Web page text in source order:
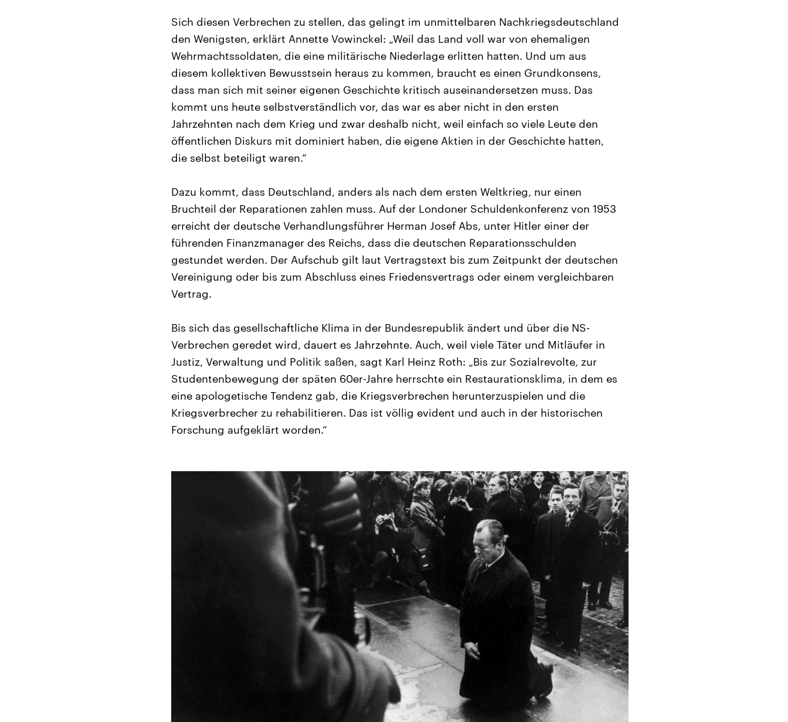
Sich diesen Verbrechen zu stellen, das gelingt im unmittelbaren Nachkriegsdeutschland
den Wenigsten, erklärt Annette Vowinckel: „Weil das Land voll war von ehemaligen
Wehrmachtssoldaten, die eine militärische Niederlage erlitten hatten. Und um aus
diesem kollektiven Bewusstsein heraus zu kommen, braucht es einen Grundkonsens,
dass man sich mit seiner eigenen Geschichte kritisch auseinandersetzen muss. Das
kommt uns heute selbstverständlich vor, das war es aber nicht in den ersten
Jahrzehnten nach dem Krieg und zwar deshalb nicht, weil einfach so viele Leute den
öffentlichen Diskurs mit dominiert haben, die eigene Aktien in der Geschichte hatten,
die selbst beteiligt waren.“
Dazu kommt, dass Deutschland, anders als nach dem ersten Weltkrieg, nur einen
Bruchteil der Reparationen zahlen muss. Auf der Londoner Schuldenkonferenz von 1953
erreicht der deutsche Verhandlungsführer Herman Josef Abs, unter Hitler einer der
führenden Finanzmanager des Reichs, dass die deutschen Reparationsschulden
gestundet werden. Der Aufschub gilt laut Vertragstext bis zum Zeitpunkt der deutschen
Vereinigung oder bis zum Abschluss eines Friedensvertrags oder einem vergleichbaren
Vertrag.
Bis sich das gesellschaftliche Klima in der Bundesrepublik ändert und über die NS-
Verbrechen geredet wird, dauert es Jahrzehnte. Auch, weil viele Täter und Mitläufer in
Justiz, Verwaltung und Politik saßen, sagt Karl Heinz Roth: „Bis zur Sozialrevolte, zur
Studentenbewegung der späten 60er-Jahre herrschte ein Restaurationsklima, in dem es
eine apologetische Tendenz gab, die Kriegsverbrechen herunterzuspielen und die
Kriegsverbrecher zu rehabilitieren. Das ist völlig evident und auch in der historischen
Forschung aufgeklärt worden.“